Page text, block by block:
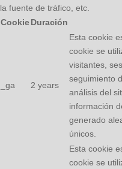
la fuente de tráfico, etc.
CookieDuración
_ga 2 years
Esta cookie
cookie se
visitantes,
seguimiento
análisis del
información
generado
únicos.
Esta cookie
cookie se